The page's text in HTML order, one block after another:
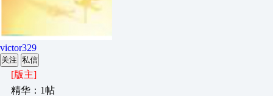
victor329
关注 私信
[版主]
精华：1帖